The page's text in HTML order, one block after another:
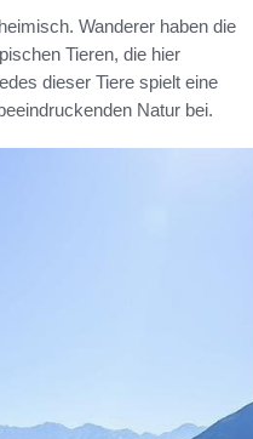
Wanderer haben die
Tieren, die hier
dieser Tiere spielt eine
Natur bei.